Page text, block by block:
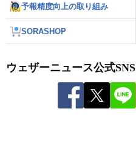
予報精度向上の取り組み
SORASHOP
ウェザーニュース公式SNS